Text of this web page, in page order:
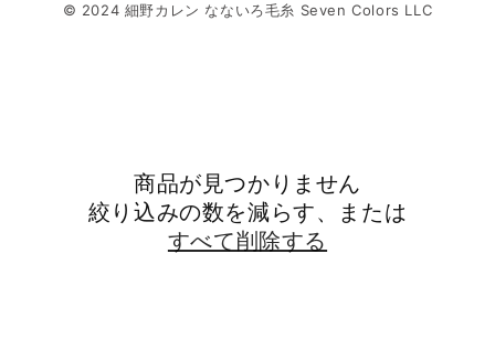
© 2024 細野カレン なないろ毛糸 Seven Colors LLC
商品が見つかりません
絞り込みの数を減らす、または
すべて削除する